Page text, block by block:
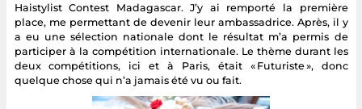
Haistylist Contest Madagascar. J’y ai remporté la première
place, me permettant de devenir leur ambassadrice. Après, il y
a eu une sélection nationale dont le résultat m’a permis de
participer à la compétition internationale. Le thème durant les
deux compétitions, ici et à Paris, était « Futuriste », donc
quelque chose qui n’a jamais été vu ou fait.